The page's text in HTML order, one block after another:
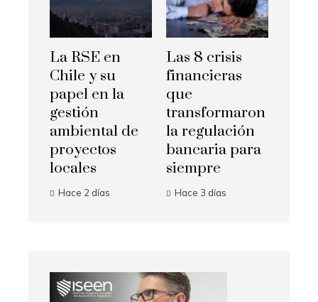
La RSE en
Chile y su
papel en la
gestión
ambiental de
proyectos
locales
Hace 2 días
Las 8 crisis
financieras
que
transformaron
la regulación
bancaria para
siempre
Hace 3 días